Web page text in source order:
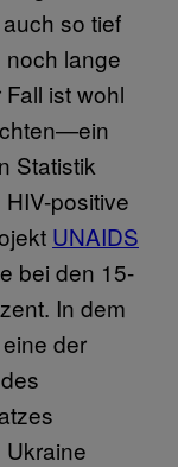
so tief
lange
ist wohl
Statistik
positive
UNAIDS
bei den 15-
In dem
der